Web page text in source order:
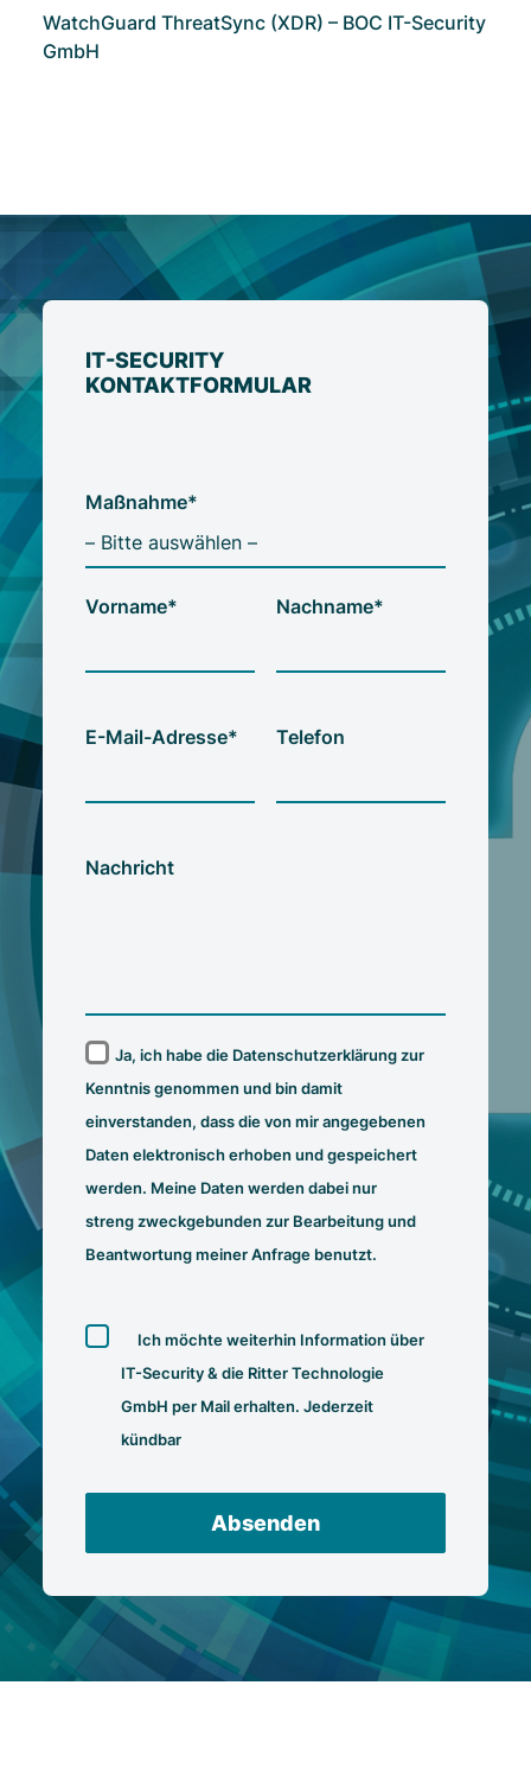
WatchGuard ThreatSync (XDR) – BOC IT-Security
GmbH
IT-SECURITY
KONTAKTFORMULAR
Maßnahme*
Vorname* Nachname*
E-Mail-Adresse* Telefon
Nachricht
Ja, ich habe die Datenschutzerklärungzur
Kenntnis genommen und bin damit
einverstanden, dass die von mir angegebenen
Daten elektronisch erhoben und gespeichert
werden. Meine Daten werden dabei nur
streng zweckgebunden zur Bearbeitung und
Beantwortung meiner Anfrage benutzt.
lasse
dieses
Feld
leer.
Ich möchte weiterhin Information über
IT-Security & die Ritter Technologie
GmbH per Mail erhalten. Jederzeit
kündbar